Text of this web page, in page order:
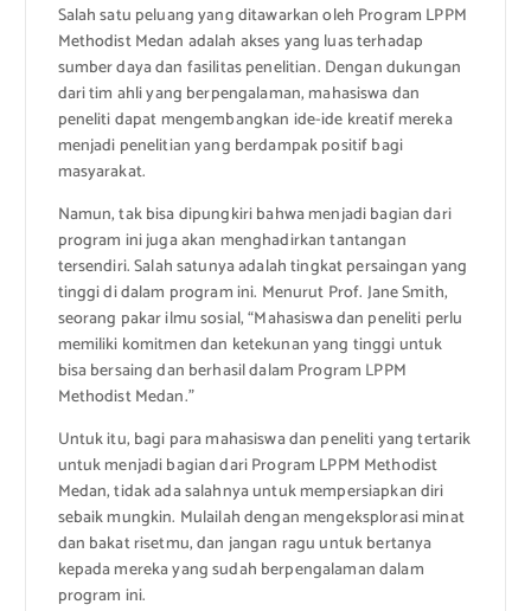
Salah satu peluang yang ditawarkan oleh Program LPPM
Methodist Medan adalah akses yang luas terhadap
sumber daya dan fasilitas penelitian. Dengan dukungan
dari tim ahli yang berpengalaman, mahasiswa dan
peneliti dapat mengembangkan ide-ide kreatif mereka
menjadi penelitian yang berdampak positif bagi
masyarakat.
Namun, tak bisa dipungkiri bahwa menjadi bagian dari
program ini juga akan menghadirkan tantangan
tersendiri. Salah satunya adalah tingkat persaingan yang
tinggi di dalam program ini. Menurut Prof. Jane Smith,
seorang pakar ilmu sosial, “Mahasiswa dan peneliti perlu
memiliki komitmen dan ketekunan yang tinggi untuk
bisa bersaing dan berhasil dalam Program LPPM
Methodist Medan.”
Untuk itu, bagi para mahasiswa dan peneliti yang tertarik
untuk menjadi bagian dari Program LPPM Methodist
Medan, tidak ada salahnya untuk mempersiapkan diri
sebaik mungkin. Mulailah dengan mengeksplorasi minat
dan bakat risetmu, dan jangan ragu untuk bertanya
kepada mereka yang sudah berpengalaman dalam
program ini.